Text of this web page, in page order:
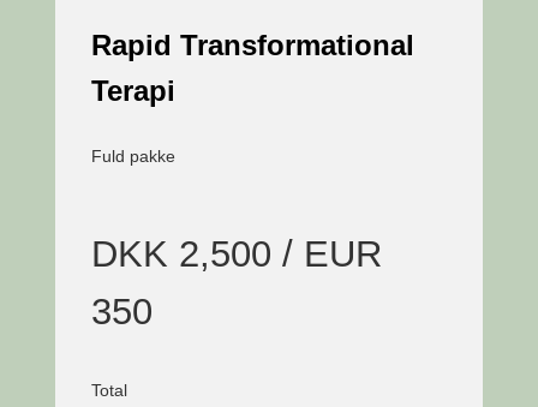
Rapid Transformational
Terapi
Fuld pakke
DKK 2,500 / EUR
350
Total